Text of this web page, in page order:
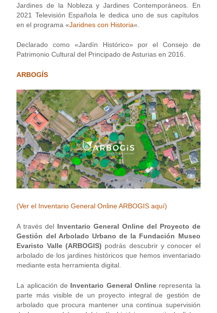
Jardines de la Nobleza y Jardines Contemporáneos. En
2021 Televisión Española le dedica uno de sus capítulos
en el programa «Jaridnes con Historia«.
Declarado como «Jardín Histórico» por el Consejo de
Patrimonio Cultural del Principado de Asturias en 2016.
ARBOGÍS
(Ver el Inventario General Online ARBOGIS aquí)
A través del Inventario General Online del Proyecto de
Gestión del Arbolado Urbano de la Fundación Museo
Evaristo Valle (ARBOGIS) podrás descubrir y conocer el
arbolado de los jardines históricos que hemos inventariado
mediante esta herramienta digital.
La aplicación de Inventario General Onlinerepresenta la
parte más visible de un proyecto integral de gestión de
arbolado que procura mantener una continua supervisión